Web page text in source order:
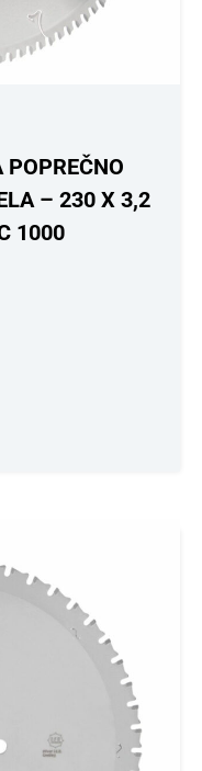
POPREČNO
– 230 X 3,2
1000